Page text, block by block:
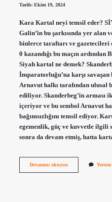
Tarih: Ekim 19, 2024
Kara Kartal neyi temsil eder?
Galin’in bu şarkısında yer alan
binlerce taraftarı ve gazetecileri
0 kazandığı bu maçın ardından
Siyah kartal ne demek?
İmparatorluğu’na karşı
Arnavut halkı tarafından
ediliyor. Skanderbeg’in arması
içeriyor ve bu sembol Arnavut
bağımsızlığını temsil ediyor.
egemenlik, güç ve kuvvetle ilgili
sonra da devam etmiş, hatta
Devamını okuyunSiyah
Yorum